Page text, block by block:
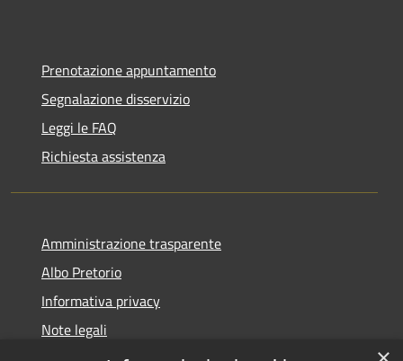
Prenotazione appuntamento
Segnalazione disservizio
Leggi le FAQ
Richiesta assistenza
Amministrazione trasparente
Albo Pretorio
Informativa privacy
Note legali